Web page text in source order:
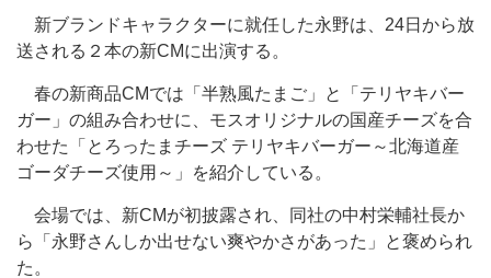
新ブランドキャラクターに就任した永野は、24日から放
送される２本の新CMに出演する。
春の新商品CMでは「半熟風たまご」と「テリヤキバー
ガー」の組み合わせに、モスオリジナルの国産チーズを合
わせた「とろったまチーズ テリヤキバーガー～北海道産
ゴーダチーズ使用～」を紹介している。
会場では、新CMが初披露され、同社の中村栄輔社長か
ら「永野さんしか出せない爽やかさがあった」と褒められ
た。